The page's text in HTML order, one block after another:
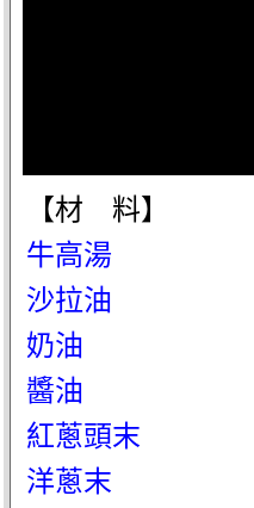
【材 料】
牛高湯
沙拉油
奶油
醬油
紅蔥頭末
洋蔥末